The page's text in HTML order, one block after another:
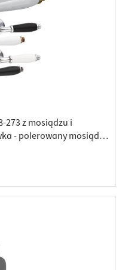
273 z mosiądzu i
- polerowany mosiądz -